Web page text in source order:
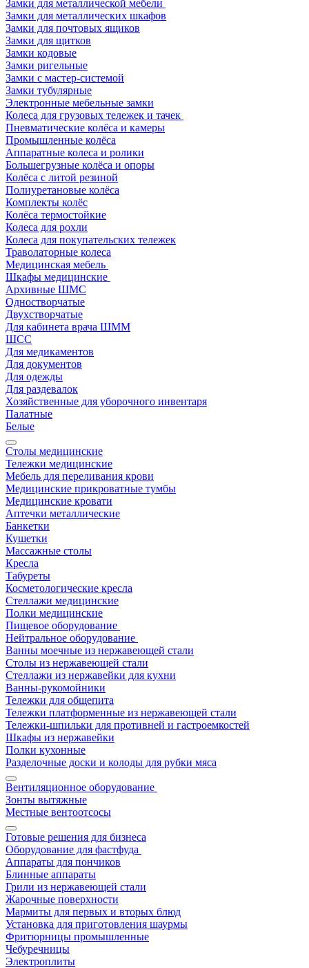
Замки для металлической мебели
Замки для металлических шкафов
Замки для почтовых ящиков
Замки для щитков
Замки кодовые
Замки ригельные
Замки с мастер-системой
Замки тубулярные
Электронные мебельные замки
Колеса для грузовых тележек и тачек
Пневматические колёса и камеры
Промышленные колёса
Аппаратные колеса и ролики
Большегрузные колёса и опоры
Колёса с литой резиной
Полиуретановые колёса
Комплекты колёс
Колёса термостойкие
Колеса для рохли
Колеса для покупательских тележек
Траволаторные колеса
Медицинская мебель
Шкафы медицинские
Архивные ШМС
Одностворчатые
Двухстворчатые
Для кабинета врача ШММ
ШСС
Для медикаментов
Для документов
Для одежды
Для раздевалок
Хозяйственные для уборочного инвентаря
Палатные
Белые
Столы медицинские
Тележки медицинские
Мебель для переливания крови
Медицинские прикроватные тумбы
Медицинские кровати
Аптечки металлические
Банкетки
Кушетки
Массажные столы
Кресла
Табуреты
Косметологические кресла
Стеллажи медицинские
Полки медицинские
Пищевое оборудование
Нейтральное оборудование
Ванны моечные из нержавеющей стали
Столы из нержавеющей стали
Стеллажи из нержавейки для кухни
Ванны-рукомойники
Тележки для общепита
Тележки платформенные из нержавеющей стали
Тележки-шпильки для противней и гастроемкостей
Шкафы из нержавейки
Полки кухонные
Разделочные доски и колоды для рубки мяса
Вентиляционное оборудование
Зонты вытяжные
Местные вентоотсосы
Готовые решения для бизнеса
Оборудование для фастфуда
Аппараты для пончиков
Блинные аппараты
Грили из нержавеющей стали
Жарочные поверхности
Мармиты для первых и вторых блюд
Установка для приготовления шаурмы
Фритюрницы промышленные
Чебуречницы
Электроплиты